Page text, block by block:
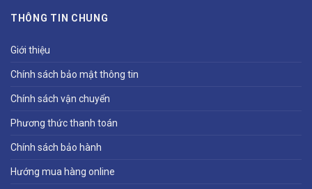
THÔNG TIN CHUNG
Giới thiệu
Chính sách bảo mật thông tin
Chính sách vận chuyển
Phương thức thanh toán
Chính sách bảo hành
Hướng mua hàng online